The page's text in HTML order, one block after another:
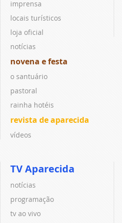
imprensa
locais turísticos
loja oficial
notícias
novena e festa
o santuário
pastoral
rainha hotéis
revista de aparecida
vídeos
TV Aparecida
notícias
programação
tv ao vivo